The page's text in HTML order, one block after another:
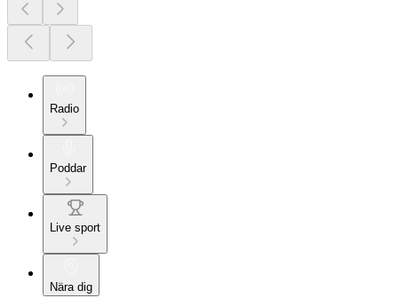
Radio
Poddar
Live sport
Nära dig